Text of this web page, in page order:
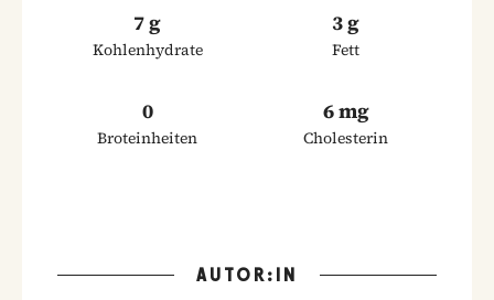
7 g
Kohlenhydrate
3 g
Fett
0
Broteinheiten
6 mg
Cholesterin
AUTOR:IN